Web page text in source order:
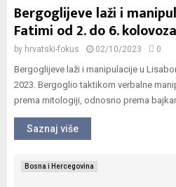
Bergoglijeve laži i
Fatimi od 2. do 6.
by hrvatski-fokus 02/10/2023 0
Bergoglijeve laži i manipulacije u
2023. Bergoglio taktikom verbalne
prema mitologiji, odnosno prema
Saznaj više
Bosna i Hercegovina